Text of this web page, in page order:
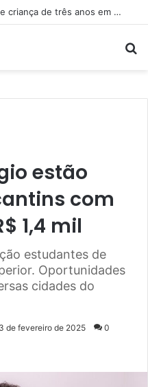
Polícia Civil investiga morte de criança de três anos em Palmas; pai é suspeito de agressão
estão
com
1,4 mil
estudantes de
Oportunidades
cidades do
de fevereiro de 2025 0